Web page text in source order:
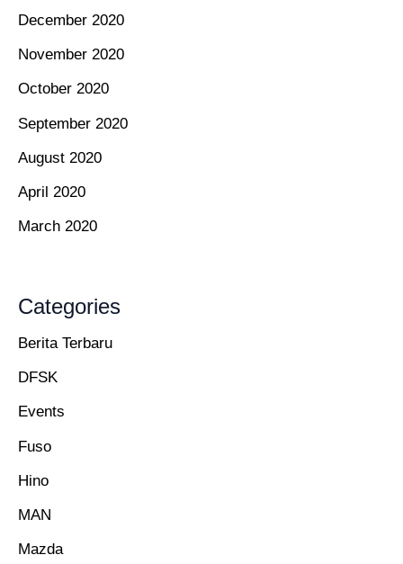
December 2020
November 2020
October 2020
September 2020
August 2020
April 2020
March 2020
Categories
Berita Terbaru
DFSK
Events
Fuso
Hino
MAN
Mazda